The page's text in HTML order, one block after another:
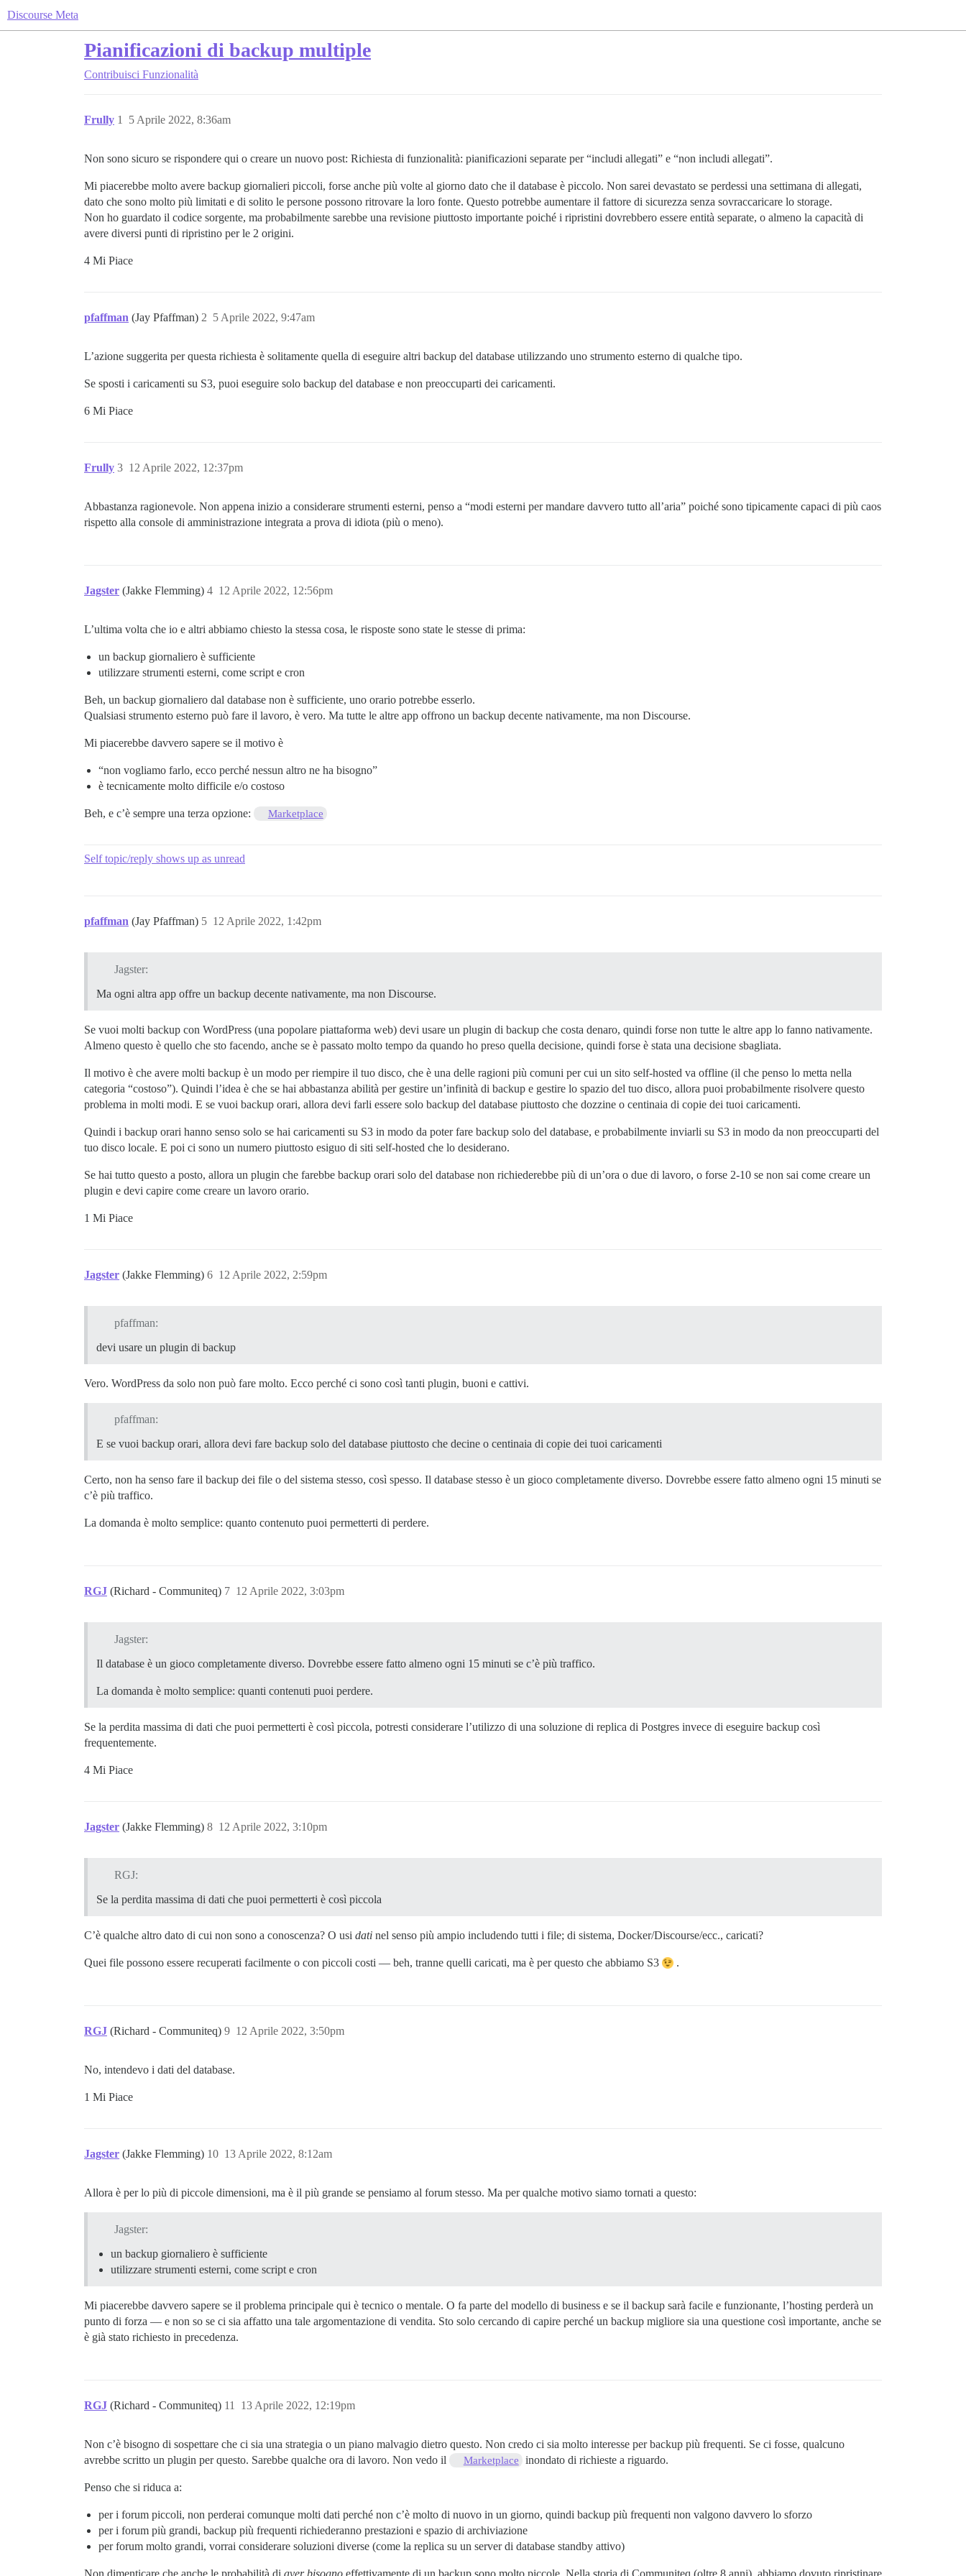
Discourse Meta
Pianificazioni di backup multiple
Contribuisci Funzionalità
Frully 5 Aprile 2022, 8:36am
1
Non sono sicuro se rispondere qui o creare un nuovo post: Richiesta di funzionalità: pianificazioni separate per “includi allegati” e “non includi allegati”.
Mi piacerebbe molto avere backup giornalieri piccoli, forse anche più volte al giorno dato che il database è piccolo. Non sarei devastato se perdessi una settimana di allegati,
dato che sono molto più limitati e di solito le persone possono ritrovare la loro fonte. Questo potrebbe aumentare il fattore di sicurezza senza sovraccaricare lo storage.
Non ho guardato il codice sorgente, ma probabilmente sarebbe una revisione piuttosto importante poiché i ripristini dovrebbero essere entità separate, o almeno la capacità di
avere diversi punti di ripristino per le 2 origini.
4 Mi Piace
pfaffman (Jay Pfaffman) 5 Aprile 2022, 9:47am
2
L’azione suggerita per questa richiesta è solitamente quella di eseguire altri backup del database utilizzando uno strumento esterno di qualche tipo.
Se sposti i caricamenti su S3, puoi eseguire solo backup del database e non preoccuparti dei caricamenti.
6 Mi Piace
Frully 12 Aprile 2022, 12:37pm
3
Abbastanza ragionevole. Non appena inizio a considerare strumenti esterni, penso a “modi esterni per mandare davvero tutto all’aria” poiché sono tipicamente capaci di più caos
rispetto alla console di amministrazione integrata a prova di idiota (più o meno).
Jagster (Jakke Flemming) 12 Aprile 2022, 12:56pm
4
L’ultima volta che io e altri abbiamo chiesto la stessa cosa, le risposte sono state le stesse di prima:
un backup giornaliero è sufficiente
utilizzare strumenti esterni, come script e cron
Beh, un backup giornaliero dal database non è sufficiente, uno orario potrebbe esserlo.
Qualsiasi strumento esterno può fare il lavoro, è vero. Ma tutte le altre app offrono un backup decente nativamente, ma non Discourse.
Mi piacerebbe davvero sapere se il motivo è
“non vogliamo farlo, ecco perché nessun altro ne ha bisogno”
è tecnicamente molto difficile e/o costoso
Beh, e c’è sempre una terza opzione: Marketplace
Self topic/reply shows up as unread
pfaffman (Jay Pfaffman) 12 Aprile 2022, 1:42pm
5
Jagster:
Ma ogni altra app offre un backup decente nativamente, ma non Discourse.
Se vuoi molti backup con WordPress (una popolare piattaforma web) devi usare un plugin di backup che costa denaro, quindi forse non tutte le altre app lo fanno nativamente.
Almeno questo è quello che sto facendo, anche se è passato molto tempo da quando ho preso quella decisione, quindi forse è stata una decisione sbagliata.
Il motivo è che avere molti backup è un modo per riempire il tuo disco, che è una delle ragioni più comuni per cui un sito self-hosted va offline (il che penso lo metta nella
categoria “costoso”). Quindi l’idea è che se hai abbastanza abilità per gestire un’infinità di backup e gestire lo spazio del tuo disco, allora puoi probabilmente risolvere questo
problema in molti modi. E se vuoi backup orari, allora devi farli essere solo backup del database piuttosto che dozzine o centinaia di copie dei tuoi caricamenti.
Quindi i backup orari hanno senso solo se hai caricamenti su S3 in modo da poter fare backup solo del database, e probabilmente inviarli su S3 in modo da non preoccuparti del
tuo disco locale. E poi ci sono un numero piuttosto esiguo di siti self-hosted che lo desiderano.
Se hai tutto questo a posto, allora un plugin che farebbe backup orari solo del database non richiederebbe più di un’ora o due di lavoro, o forse 2-10 se non sai come creare un
plugin e devi capire come creare un lavoro orario.
1 Mi Piace
Jagster (Jakke Flemming) 12 Aprile 2022, 2:59pm
6
pfaffman:
devi usare un plugin di backup
Vero. WordPress da solo non può fare molto. Ecco perché ci sono così tanti plugin, buoni e cattivi.
pfaffman:
E se vuoi backup orari, allora devi fare backup solo del database piuttosto che decine o centinaia di copie dei tuoi caricamenti
Certo, non ha senso fare il backup dei file o del sistema stesso, così spesso. Il database stesso è un gioco completamente diverso. Dovrebbe essere fatto almeno ogni 15 minuti se
c’è più traffico.
La domanda è molto semplice: quanto contenuto puoi permetterti di perdere.
RGJ (Richard - Communiteq) 12 Aprile 2022, 3:03pm
7
Jagster:
Il database è un gioco completamente diverso. Dovrebbe essere fatto almeno ogni 15 minuti se c’è più traffico.
La domanda è molto semplice: quanti contenuti puoi perdere.
Se la perdita massima di dati che puoi permetterti è così piccola, potresti considerare l’utilizzo di una soluzione di replica di Postgres invece di eseguire backup così
frequentemente.
4 Mi Piace
Jagster (Jakke Flemming) 12 Aprile 2022, 3:10pm
8
RGJ:
Se la perdita massima di dati che puoi permetterti è così piccola
C’è qualche altro dato di cui non sono a conoscenza? O usi dati nel senso più ampio includendo tutti i file; di sistema, Docker/Discourse/ecc., caricati?
Quei file possono essere recuperati facilmente o con piccoli costi — beh, tranne quelli caricati, ma è per questo che abbiamo S3 .
RGJ (Richard - Communiteq) 12 Aprile 2022, 3:50pm
9
No, intendevo i dati del database.
1 Mi Piace
Jagster (Jakke Flemming) 13 Aprile 2022, 8:12am
10
Allora è per lo più di piccole dimensioni, ma è il più grande se pensiamo al forum stesso. Ma per qualche motivo siamo tornati a questo:
Jagster:
un backup giornaliero è sufficiente
utilizzare strumenti esterni, come script e cron
Mi piacerebbe davvero sapere se il problema principale qui è tecnico o mentale. O fa parte del modello di business e se il backup sarà facile e funzionante, l’hosting perderà un
punto di forza — e non so se ci sia affatto una tale argomentazione di vendita. Sto solo cercando di capire perché un backup migliore sia una questione così importante, anche se
è già stato richiesto in precedenza.
RGJ (Richard - Communiteq) 13 Aprile 2022, 12:19pm
11
Non c’è bisogno di sospettare che ci sia una strategia o un piano malvagio dietro questo. Non credo ci sia molto interesse per backup più frequenti. Se ci fosse, qualcuno
avrebbe scritto un plugin per questo. Sarebbe qualche ora di lavoro. Non vedo il
Marketplace inondato di richieste a riguardo.
Penso che si riduca a:
per i forum piccoli, non perderai comunque molti dati perché non c’è molto di nuovo in un giorno, quindi backup più frequenti non valgono davvero lo sforzo
per i forum più grandi, backup più frequenti richiederanno prestazioni e spazio di archiviazione
per forum molto grandi, vorrai considerare soluzioni diverse (come la replica su un server di database standby attivo)
Non dimenticare che anche le probabilità di aver bisogno effettivamente di un backup sono molto piccole. Nella storia di Communiteq (oltre 8 anni), abbiamo dovuto ripristinare